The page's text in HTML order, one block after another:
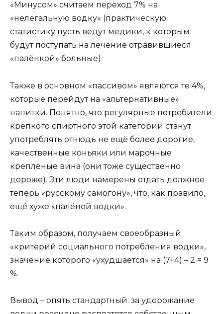
«Минусом» считаем переход 7% на
«нелегальную водку» (практическую
статистику пусть ведут медики, к которым
будут поступать на лечение отравившиеся
«палёнкой» больные).
Также в основном «пассивом» являются те 4%,
которые перейдут на «альтернативные»
напитки. Понятно, что регулярные потребители
крепкого спиртного этой категории станут
употреблять отнюдь не ещё более дорогие,
качественные коньяки или марочные
креплёные вина (они тоже существенно
дороже). Эти люди намерены отдать должное
теперь «русскому самогону», что, как правило,
ещё хуже «палёной водки».
Таким образом, получаем своеобразный
«критерий социального потребления водки»,
значение которого «ухудшается» на (7+4) – 2 = 9
%.
Вывод – опять стандартный: за удорожание